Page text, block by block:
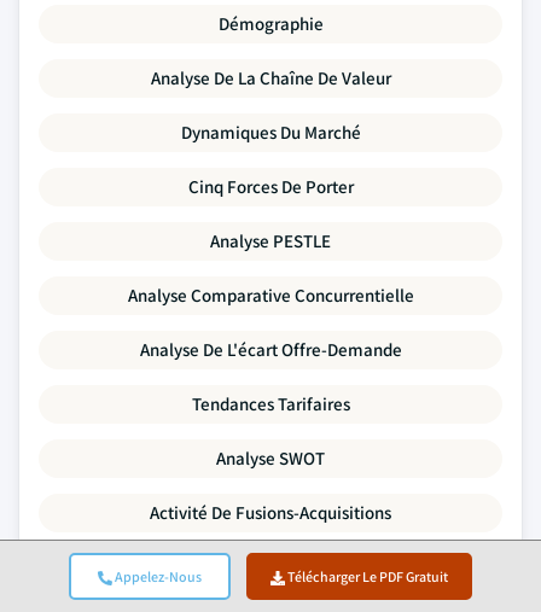
Appelez-Nous Télécharger Le PDF Gratuit
Démographie
Analyse De La Chaîne De Valeur
Dynamiques Du Marché
Cinq Forces De Porter
Analyse PESTLE
Analyse Comparative Concurrentielle
Analyse De L'écart Offre-Demande
Tendances Tarifaires
Analyse SWOT
Activité De Fusions-Acquisitions
Paysage De L'investissement Et Du Financement